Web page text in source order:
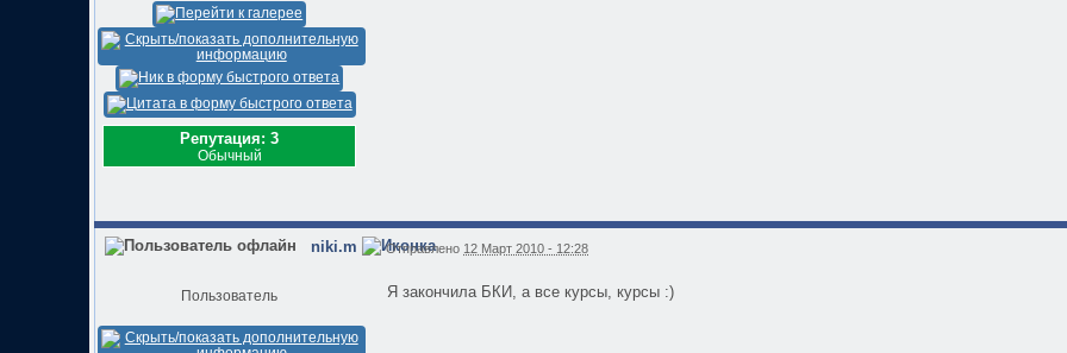
Репутация: 3
Обычный
niki.m
Пользователь
Отправлено 12 Март 2010 - 12:28
Я закончила БКИ, а все курсы, курсы :)